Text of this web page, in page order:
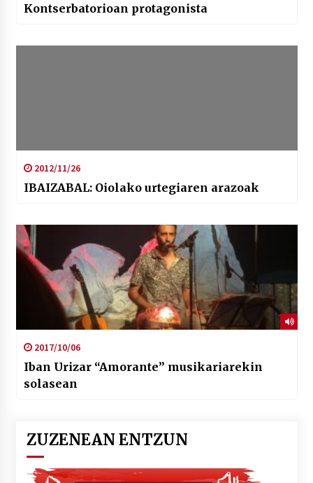
Kontserbatorioan protagonista
2012/11/26
IBAIZABAL: Oiolako urtegiaren arazoak
2017/10/06
Iban Urizar “Amorante” musikariarekin
solasean
ZUZENEAN ENTZUN